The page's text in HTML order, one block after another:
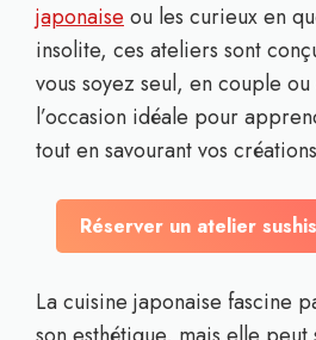
japonaise ou les curieux en
insolite, ces ateliers sont
vous soyez seul, en couple ou
l’occasion idéale pour
tout en savourant vos
Réserver un atelier
La cuisine japonaise fascine